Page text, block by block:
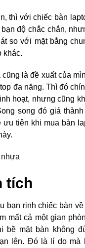
thì với chiếc bàn
độ chắc chắn,
so với mặt bằng
khác.
cũng là đề xuất của
đa năng. Thì đó
hoạt, nhưng cũng
song đó giá
ưu tiên khi mua bàn
tích
bạn rinh chiếc bàn
mất cả một gian
bề mặt bàn không
lên. Đó là lí do mà